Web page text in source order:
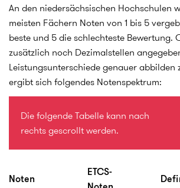
An den niedersächsischen Hochschulen
meisten Fächern Noten von 1 bis 5
beste und 5 die schlechteste Bewertung.
zusätzlich noch Dezimalstellen
Leistungsunterschiede genauer abbilden
ergibt sich folgendes Notenspektrum:
Die folgende Tabelle kann nach
rechts gescrollt werden.
Noten
ETCS-